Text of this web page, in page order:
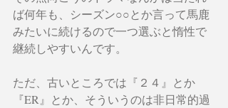
ば何年も、シーズン○○とか言って馬鹿
みたいに続けるので一つ選ぶと惰性で
継続しやすいんです。
ただ、古いところでは『２４』とか
『ER』とか、そういうのは非日常的過